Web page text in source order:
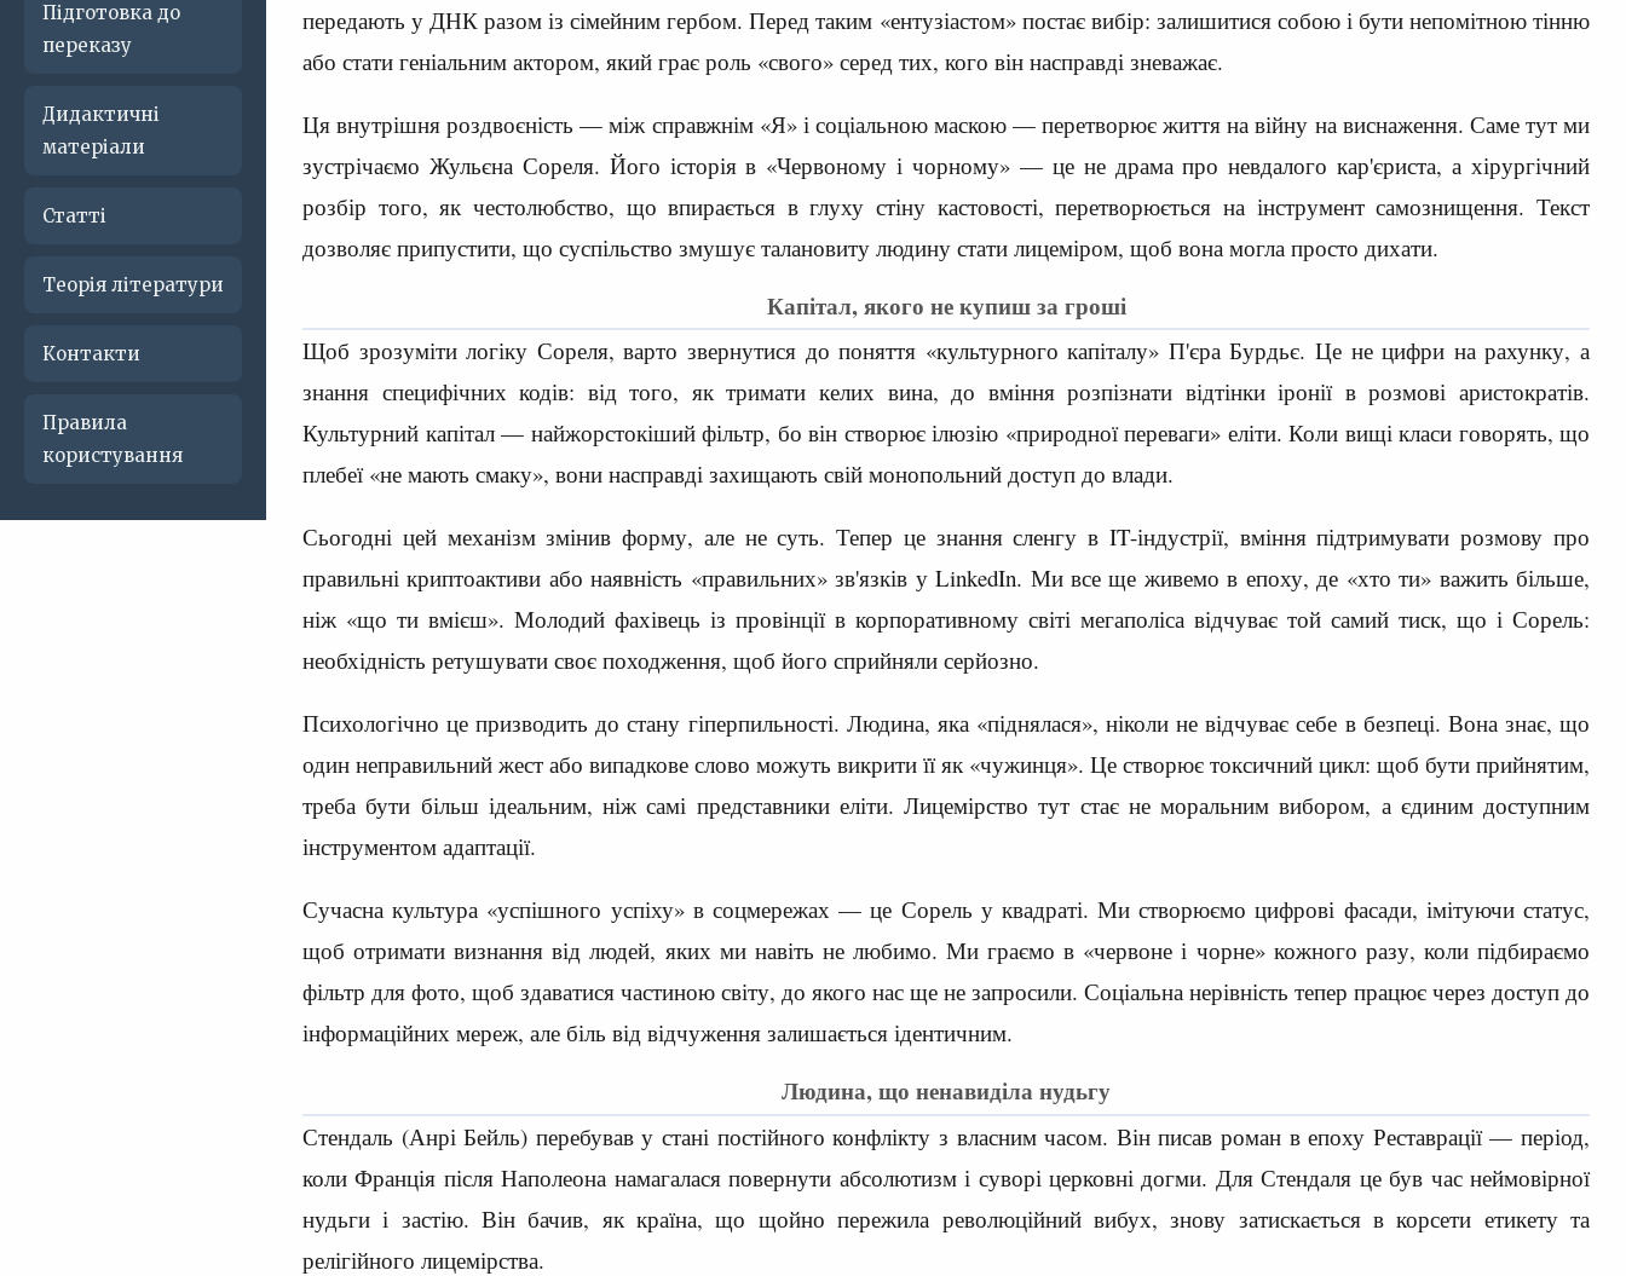
Підготовка до
переказу
Дидактичні
матеріали
Статті
Теорія літератури
Контакти
Правила
користування
передають у ДНК разом із сімейним гербом. Перед таким «ентузіастом» постає вибір: залишитися собою і бути непомітною тінню
або стати геніальним актором, який грає роль «свого» серед тих, кого він насправді зневажає.
Ця внутрішня роздвоєність — між справжнім «Я» і соціальною маскою — перетворює життя на війну на виснаження. Саме тут ми
зустрічаємо Жульєна Сореля. Його історія в «Червоному і чорному» — це не драма про невдалого кар'єриста, а хірургічний
розбір того, як честолюбство, що впирається в глуху стіну кастовості, перетворюється на інструмент самознищення. Текст
дозволяє припустити, що суспільство змушує талановиту людину стати лицеміром, щоб вона могла просто дихати.
Капітал, якого не купиш за гроші
Щоб зрозуміти логіку Сореля, варто звернутися до поняття «культурного капіталу» П'єра Бурдьє. Це не цифри на рахунку, а
знання специфічних кодів: від того, як тримати келих вина, до вміння розпізнати відтінки іронії в розмові аристократів.
Культурний капітал — найжорстокіший фільтр, бо він створює ілюзію «природної переваги» еліти. Коли вищі класи говорять, що
плебеї «не мають смаку», вони насправді захищають свій монопольний доступ до влади.
Сьогодні цей механізм змінив форму, але не суть. Тепер це знання сленгу в IT-індустрії, вміння підтримувати розмову про
правильні криптоактиви або наявність «правильних» зв'язків у LinkedIn. Ми все ще живемо в епоху, де «хто ти» важить більше,
ніж «що ти вмієш». Молодий фахівець із провінції в корпоративному світі мегаполіса відчуває той самий тиск, що і Сорель:
необхідність ретушувати своє походження, щоб його сприйняли серйозно.
Психологічно це призводить до стану гіперпильності. Людина, яка «піднялася», ніколи не відчуває себе в безпеці. Вона знає, що
один неправильний жест або випадкове слово можуть викрити її як «чужинця». Це створює токсичний цикл: щоб бути прийнятим,
треба бути більш ідеальним, ніж самі представники еліти. Лицемірство тут стає не моральним вибором, а єдиним доступним
інструментом адаптації.
Сучасна культура «успішного успіху» в соцмережах — це Сорель у квадраті. Ми створюємо цифрові фасади, імітуючи статус,
щоб отримати визнання від людей, яких ми навіть не любимо. Ми граємо в «червоне і чорне» кожного разу, коли підбираємо
фільтр для фото, щоб здаватися частиною світу, до якого нас ще не запросили. Соціальна нерівність тепер працює через доступ до
інформаційних мереж, але біль від відчуження залишається ідентичним.
Людина, що ненавиділа нудьгу
Стендаль (Анрі Бейль) перебував у стані постійного конфлікту з власним часом. Він писав роман в епоху Реставрації — період,
коли Франція після Наполеона намагалася повернути абсолютизм і суворі церковні догми. Для Стендаля це був час неймовірної
нудьги і застію. Він бачив, як країна, що щойно пережила революційний вибух, знову затискається в корсети етикету та
релігійного лицемірства.